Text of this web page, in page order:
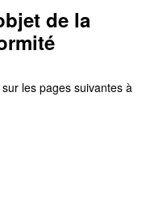
de la
les pages suivantes à